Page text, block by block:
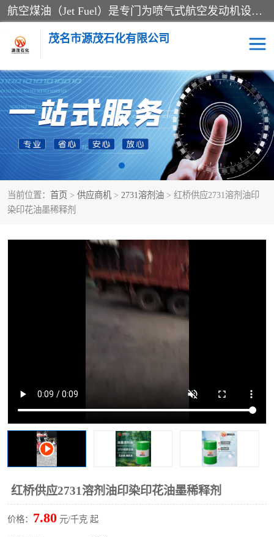
航空煤油（Jet Fuel）是专门为喷气式航空发动机设计的高纯度燃料，主要分为Jet A、Jet A-1和Jet B等类型。其特点是闪点高、低温流动性好，并添加了抗静电剂和抗氧化剂以确保飞行安全。航空煤油需
茂名市源茂石化有限公司
当前位置： 首页 > 供应商机 > 2731溶剂油 > 红桥供应2731溶剂油印
染印花油墨稀释剂
红桥供应2731溶剂油印染印花油墨稀释剂
价格： 7.80 元/千克 起
RP3航空煤油 D20+D30溶剂油
D40+D60溶剂油 D80+D100溶剂油
6号+120号溶剂油 260号溶剂油
异构烷烃 天然乳胶
26+32号化妆级白油 46+68号化妆级白油